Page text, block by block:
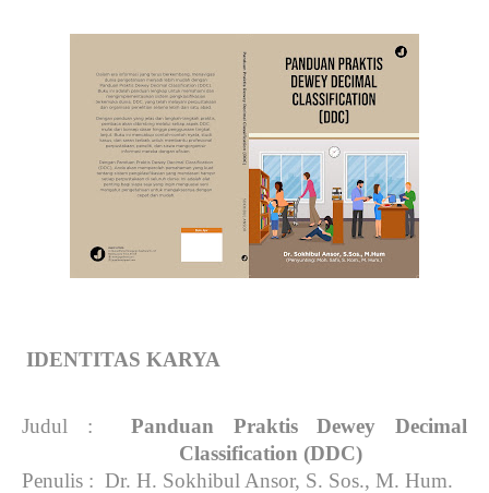
IDENTITAS KARYA
Judul :Panduan Praktis Dewey Decimal
Classification (DDC)
Penulis : Dr. H. Sokhibul Ansor, S. Sos., M. Hum.